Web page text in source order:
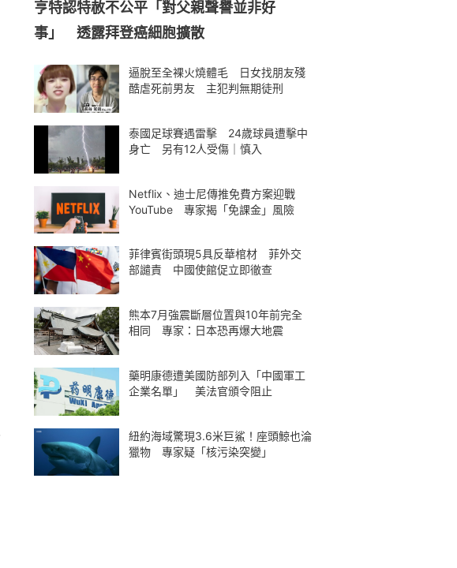
亨特認特赦不公平「對父親聲譽並非好
事」 透露拜登癌細胞擴散
逼脫至全裸火燒體毛 日女找朋友殘
酷虐死前男友 主犯判無期徒刑
泰國足球賽遇雷擊 24歲球員遭擊中
身亡 另有12人受傷｜慎入
Netflix、迪士尼傳推免費方案迎戰
YouTube 專家揭「免課金」風險
菲律賓街頭現5具反華棺材 菲外交
部譴責 中國使館促立即徹查
熊本7月強震斷層位置與10年前完全
相同 專家：日本恐再爆大地震
藥明康德遭美國防部列入「中國軍工
企業名單」 美法官頒令阻止
紐約海域驚現3.6米巨鯊！座頭鯨也淪
獵物 專家疑「核污染突變」